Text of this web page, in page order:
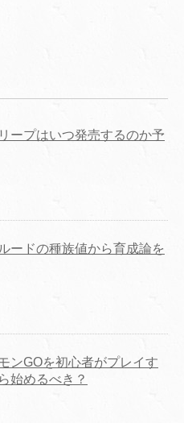
ープはいつ発売するのか予
ードの種族値から育成論を
ンGOを初心者がプレイす
始めるべき？